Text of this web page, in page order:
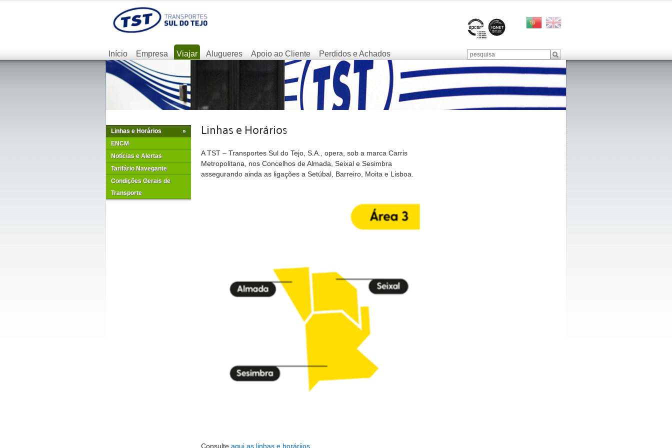
Início Empresa Viajar Alugueres Apoio ao Cliente Perdidos e Achados
»
Linhas e Horários
ENCM
Notícias e Alertas
Tarifário Navegante
Condições Gerais de
Transporte
A TST – Transportes Sul do Tejo, S.A., opera, sob a marca Carris
Metropolitana, nos Concelhos de Almada, Seixal e Sesimbra
assegurando ainda as ligações a Setúbal, Barreiro, Moita e Lisboa.
Consulte aqui as linhas e horáriios